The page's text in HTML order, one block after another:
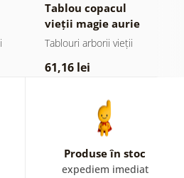
Tablou copacul
vieții magie aurie
Tablouri arborii vieții
61,16 lei
Produse în stoc
expediem imediat